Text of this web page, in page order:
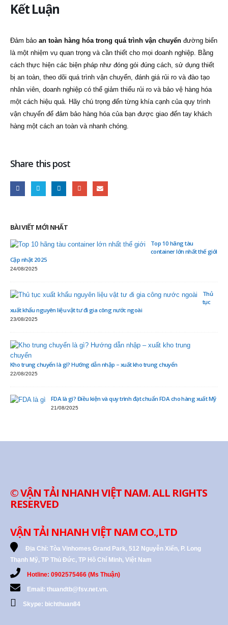
Kết Luận
Đảm bảo an toàn hàng hóa trong quá trình vận chuyển đường biển
là một nhiệm vụ quan trọng và cần thiết cho mọi doanh nghiệp. Bằng
cách thực hiện các biện pháp như đóng gói đúng cách, sử dụng thiết
bị an toàn, theo dõi quá trình vận chuyển, đánh giá rủi ro và đào tạo
nhân viên, doanh nghiệp có thể giảm thiểu rủi ro và bảo vệ hàng hóa
một cách hiệu quả. Hãy chú trọng đến từng khía cạnh của quy trình
vận chuyển để đảm bảo hàng hóa của bạn được giao đến tay khách
hàng một cách an toàn và nhanh chóng.
Share this post
BÀI VIẾT MỚI NHẤT
Top 10 hãng tàu
container lớn nhất thế giới
Cập nhật 2025
24/08/2025
Thủ
tục
xuất khẩu nguyên liệu vật tư đi gia công nước ngoài
23/08/2025
Kho trung chuyển là gì? Hướng dẫn nhập – xuất kho trung chuyển
22/08/2025
FDA là gì? Điều kiện và quy trình đạt chuẩn FDA cho hàng xuất Mỹ
21/08/2025
© VẬN TẢI NHANH VIỆT NAM. ALL RIGHTS
RESERVED
VẬN TẢI NHANH VIỆT NAM CO.,LTD
Địa Chỉ: Tòa Vinhomes Grand Park, 512 Nguyễn Xiển, P. Long
Thạnh Mỹ, TP Thủ Đức, TP Hồ Chí Minh, Việt Nam
Hotline: 0902575466 (Ms Thuận)
Email: thuandtb@fsv.net.vn.
Skype: bichthuan84